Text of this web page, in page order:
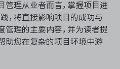
管理从业者而言，掌握项目进
，将直接影响项目的成功与
管理的主要内容，并为读者提
助您在复杂的项目环境中游